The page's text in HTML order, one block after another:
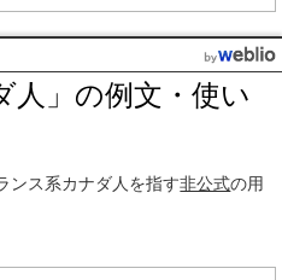
人」の例文・使い
ンス系カナダ人を指す非公式の用